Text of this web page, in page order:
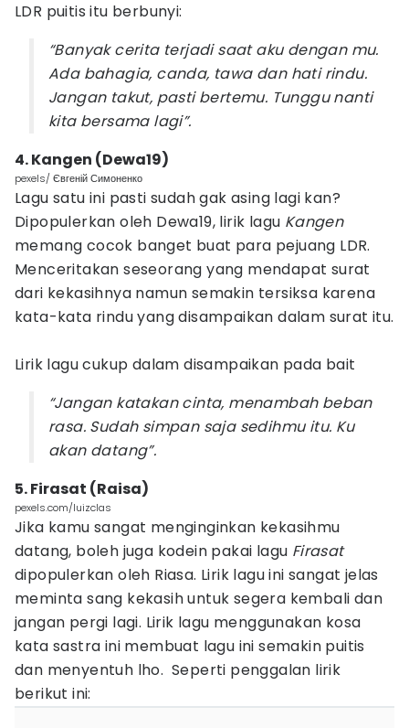
LDR puitis itu berbunyi:
“Banyak cerita terjadi saat aku dengan mu.
Ada bahagia, canda, tawa dan hati rindu.
Jangan takut, pasti bertemu. Tunggu nanti
kita bersama lagi”.
4. Kangen (Dewa19)
pexels/ Євгеній Симоненко
Lagu satu ini pasti sudah gak asing lagi kan?
Dipopulerkan oleh Dewa19, lirik lagu Kangen
memang cocok banget buat para pejuang LDR.
Menceritakan seseorang yang mendapat surat
dari kekasihnya namun semakin tersiksa karena
kata-kata rindu yang disampaikan dalam surat itu.
Lirik lagu cukup dalam disampaikan pada bait
“Jangan katakan cinta, menambah beban
rasa. Sudah simpan saja sedihmu itu. Ku
akan datang”.
5. Firasat (Raisa)
pexels.com/luizclas
Jika kamu sangat menginginkan kekasihmu
datang, boleh juga kodein pakai lagu Firasat
dipopulerkan oleh Riasa. Lirik lagu ini sangat jelas
meminta sang kekasih untuk segera kembali dan
jangan pergi lagi. Lirik lagu menggunakan kosa
kata sastra ini membuat lagu ini semakin puitis
dan menyentuh lho. Seperti penggalan lirik
berikut ini: